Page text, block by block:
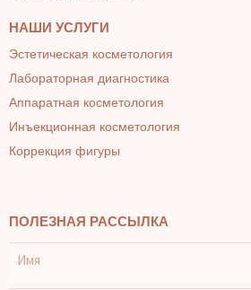
НАШИ УСЛУГИ
Эстетическая косметология
Лабораторная диагностика
Аппаратная косметология
Инъекционная косметология
Коррекция фигуры
ПОЛЕЗНАЯ РАССЫЛКА